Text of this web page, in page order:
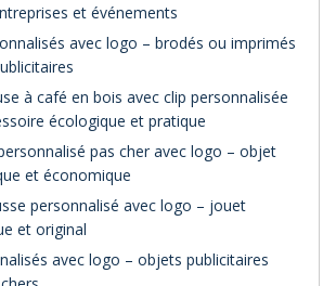
et événements
avec logo – brodés ou imprimés
à café en bois avec clip personnalisée
écologique et pratique
pas cher avec logo – objet
et économique
personnalisé avec logo – jouet
et original
avec logo – objets publicitaires